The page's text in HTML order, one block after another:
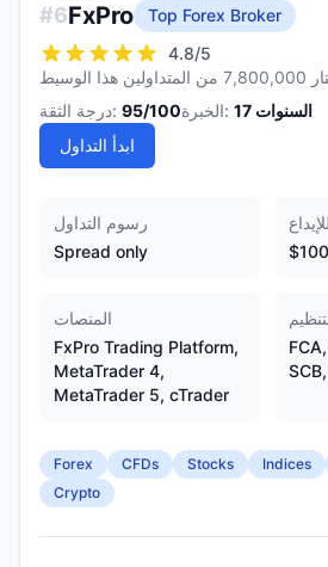
#6FxPro
Top Forex Broker
4.8/5
هذا الوسيط
درجة الثقة: 95/100 الخبرة: 17 السنوات
ابدأ التداول
رسوم التداول
Spread only
$100
المنصات
FxPro Trading Platform,
MetaTrader 4,
MetaTrader 5, cTrader
Forex CFDs Stocks Indices
Crypto